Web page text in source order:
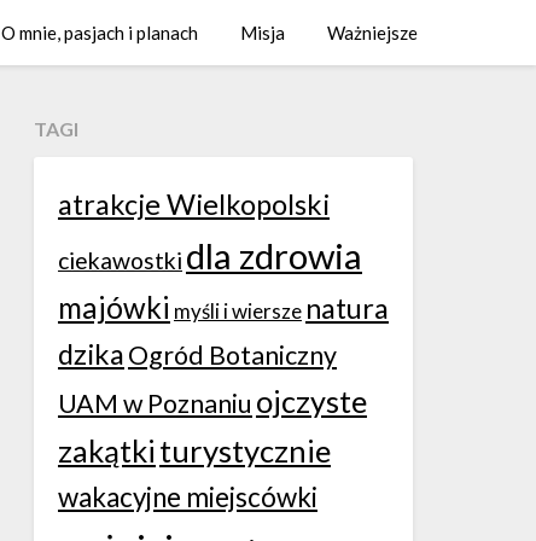
O mnie, pasjach i planach Misja Ważniejsze
TAGI
atrakcje Wielkopolski
ciekawostki dla zdrowia
majówki myśli i wiersze natura
dzikaOgród Botaniczny
UAM w Poznaniu ojczyste
zakątki turystycznie
wakacyjne miejscówki